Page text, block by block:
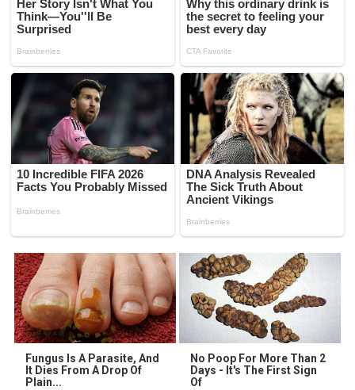
Fungus Is A Parasite, And
It Dies From A Drop Of
Plain...
No Poop For More Than 2
Days - It's The First Sign
Of